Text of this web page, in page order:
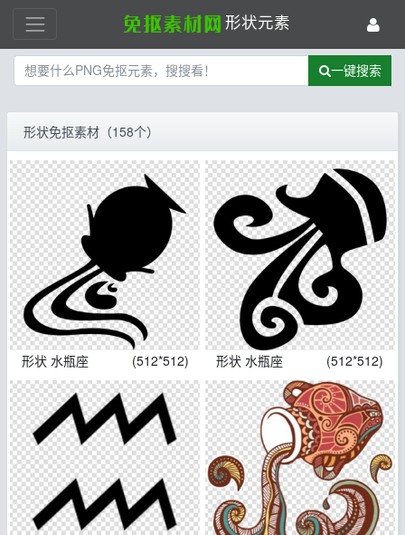
形状元素
一键搜索
形状免抠素材（158个）
形状 水瓶座 (512*512) 形状 水瓶座 (512*512)